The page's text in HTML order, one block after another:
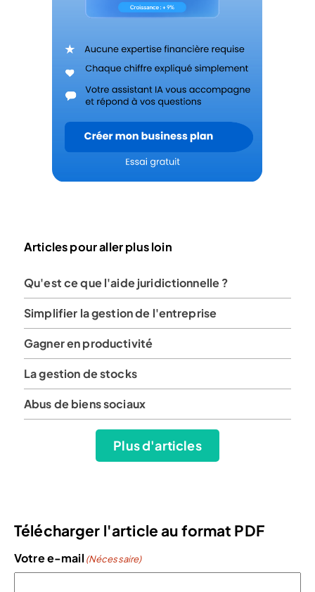
Articles pour aller plus loin
Qu'est ce que l'aide juridictionnelle ?
Simplifier la gestion de l'entreprise
Gagner en productivité
La gestion de stocks
Abus de biens sociaux
Plus d'articles
Télécharger l'article au format PDF
Votre e-mail (Nécessaire)